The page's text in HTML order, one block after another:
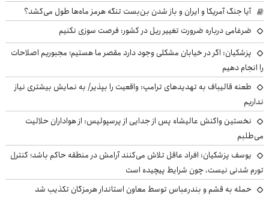
آیا جنگ آمریکا و ایران و باز شدن بن‌بست تنگه هرمز ماه‌ها طول می‌کشد؟
ضرغامی درباره ضرورت تغییر ریل در کشور: فرصت سوزی نکنیم
پزشکیان: اگر در خیابان مشکلی وجود دارد مقصر ما هستیم؛ مجبوریم اصلاحات
را انجام دهیم
طعنه قالیباف به تهدیدهای ترامپ: واقعیت را بپذیر/ به نمایش بیشتری نیاز
نداریم
نخستین واکنش عالیشاه پس از جدایی از پرسپولیس: از هواداران حلالیت
می‌طلبم
یوسف پزشکیان: افراد عاقل تلاش می‌کنند آرامش در منطقه حاکم باشد؛ کنترل
تورم شدنی نیست، چون شرایط پیچیده است
حمله به قشم و بندرعباس توسط معاون استاندار هرمزگان تکذیب شد